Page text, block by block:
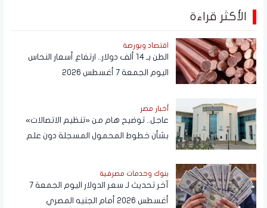
الأكثر قراءة
اقتصاد وبورصة
الطن بـ 14 ألف دولار.. ارتفاع أسعار النحاس
اليوم الجمعة 7 أغسطس 2026
أخبار مصر
عاجل.. توضيح هام من «تنظيم الاتصالات»
بشأن خطوط المحمول المسجلة دون علم
بنوك وخدمات مصرفية
آخر تحديث لـ سعر الدولار اليوم الجمعة 7
أغسطس 2026 أمام الجنيه المصري